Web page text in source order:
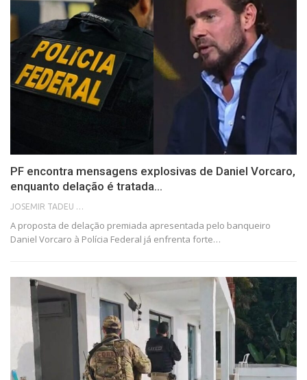
PF encontra mensagens explosivas de Daniel Vorcaro,
enquanto delação é tratada…
JOSEMIR TADEU FONSECA
A proposta de delação premiada apresentada pelo banqueiro
Daniel Vorcaro à Polícia Federal já enfrenta forte…